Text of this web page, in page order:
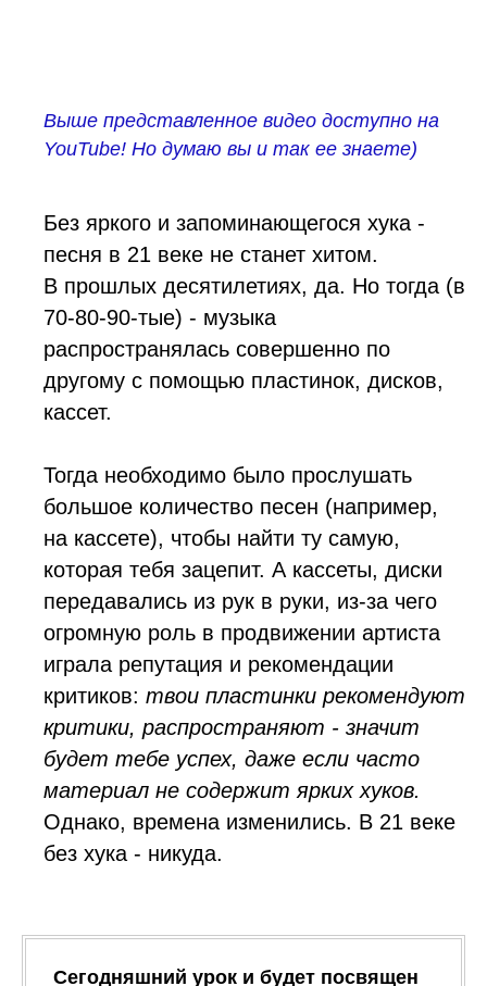
Выше представленное видео доступно на
YouTube! Но думаю вы и так ее знаете)
Без яркого и запоминающегося хука -
песня в 21 веке не станет хитом.
В прошлых десятилетиях, да. Но тогда (в
70-80-90-тые) - музыка
распространялась совершенно по
другому с помощью пластинок, дисков,
кассет.
Тогда необходимо было прослушать
большое количество песен (например,
на кассете), чтобы найти ту самую,
которая тебя зацепит. А кассеты, диски
передавались из рук в руки, из-за чего
огромную роль в продвижении артиста
играла репутация и рекомендации
критиков: твои пластинки рекомендуют
критики, распространяют - значит
будет тебе успех, даже если часто
материал не содержит ярких хуков.
Однако, времена изменились. В 21 веке
без хука - никуда.
Сегодняшний урок и будет посвящен